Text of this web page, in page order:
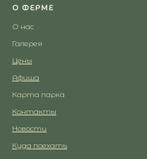
О ФЕРМЕ
О нас
Галерея
Цены
Афиша
Карта парка
Контакты
Новости
Куда поехать